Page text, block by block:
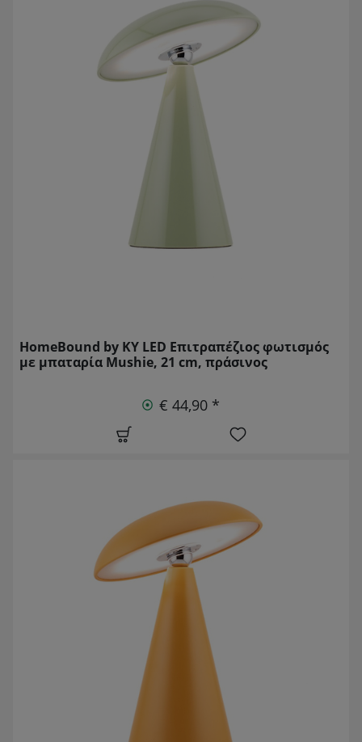
HomeBound by KY LED Επιτραπέζιος φωτισμός
με μπαταρία Mushie, 21 cm, πράσινος
€ 44,90 *